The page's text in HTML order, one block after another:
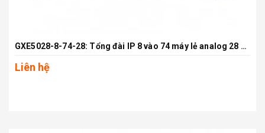
GXE5028-8-74-28: Tổng đài IP 8 vào 74 máy lẻ analog 28 máy lẻ VoIP
Liên hệ